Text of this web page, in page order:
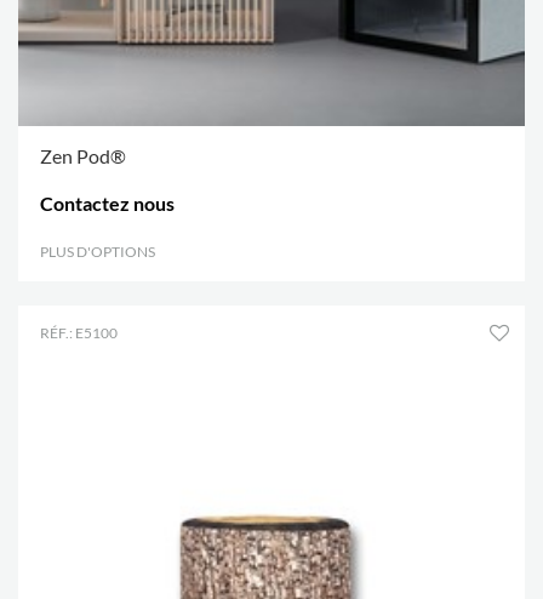
Zen Pod®
Contactez nous
PLUS D'OPTIONS
RÉF.: E5100